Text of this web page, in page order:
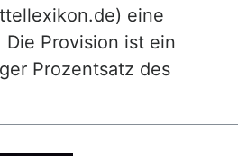
eine
Provision ist ein
Prozentsatz des